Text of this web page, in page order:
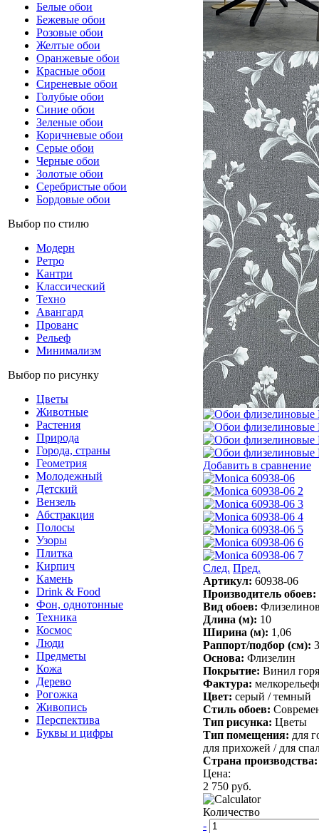
Белые обои
Бежевые обои
Розовые обои
Желтые обои
Оранжевые обои
Красные обои
Сиреневые обои
Голубые обои
Синие обои
Зеленые обои
Коричневые обои
Серые обои
Черные обои
Золотые обои
Серебристые обои
Бордовые обои
Выбор по стилю
Модерн
Ретро
Кантри
Классический
Техно
Авангард
Прованс
Рельеф
Минимализм
Выбор по рисунку
Цветы
Животные
Растения
Природа
Города, страны
Геометрия
Молодежный
Детский
Вензель
Абстракция
Полосы
Узоры
Плитка
Кирпич
Камень
Drink & Food
Фон, однотонные
Техника
Космос
Люди
Предметы
Кожа
Дерево
Рогожка
Живопись
Перспектива
Буквы и цифры
Добавить в сравнение
След. Пред.
Артикул: 60938-06
Производитель обоев:
Вид обоев:
Длина (м): 10
Ширина (м): 1,06
Раппорт/подбор (см):
Основа: Флизелин
Покрытие: Винил
Фактура:
Цвет: серый / темный
Стиль обоев:
Тип рисунка: Цветы
Тип помещения: для
для прихожей / для
Страна
Цена:
2 750 руб.
Количество
-